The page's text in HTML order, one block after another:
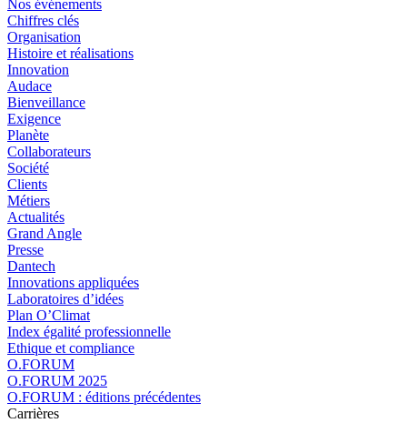
Nos événements
Chiffres clés
Organisation
Histoire et réalisations
Innovation
Audace
Bienveillance
Exigence
Planète
Collaborateurs
Société
Clients
Métiers
Actualités
Grand Angle
Presse
Dantech
Innovations appliquées
Laboratoires d’idées
Plan O’Climat
Index égalité professionnelle
Ethique et compliance
O.FORUM
O.FORUM 2025
O.FORUM : éditions précédentes
Carrières